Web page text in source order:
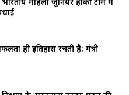
ही इतिहास रचती है: मंत्री